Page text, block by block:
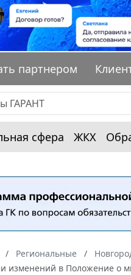
партнером
сфера ЖКХ
Региональные
изменений в Положение о